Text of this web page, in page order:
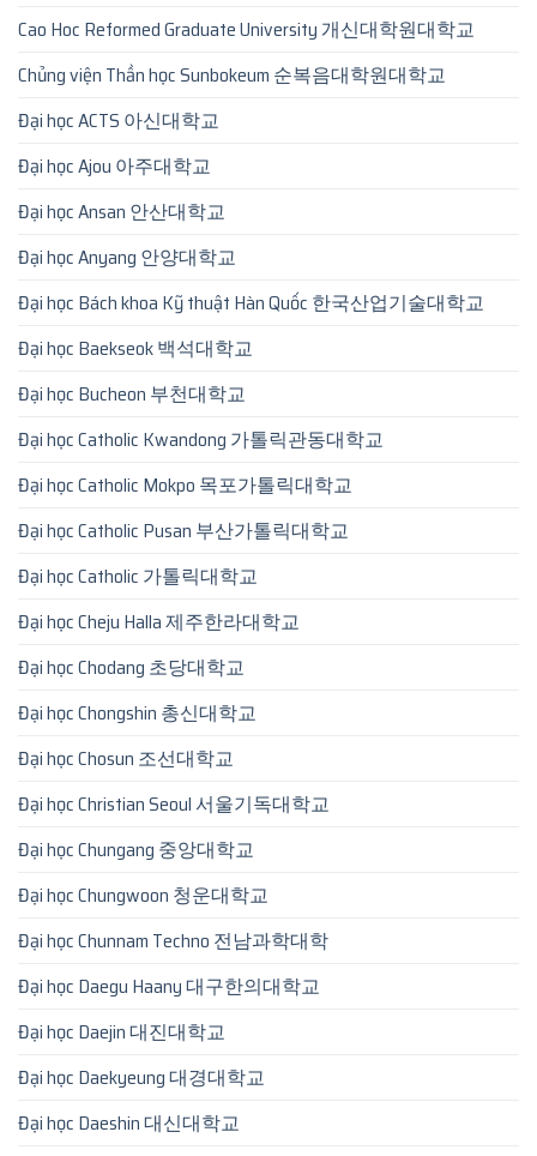
Cao Hoc Reformed Graduate University 개신대학원대학교
Chủng viện Thần học Sunbokeum 순복음대학원대학교
Đại học ACTS 아신대학교
Đại học Ajou 아주대학교
Đại học Ansan 안산대학교
Đại học Anyang 안양대학교
Đại học Bách khoa Kỹ thuật Hàn Quốc 한국산업기술대학교
Đại học Baekseok 백석대학교
Đại học Bucheon 부천대학교
Đại học Catholic Kwandong 가톨릭관동대학교
Đại học Catholic Mokpo 목포가톨릭대학교
Đại học Catholic Pusan 부산가톨릭대학교
Đại học Catholic 가톨릭대학교
Đại học Cheju Halla 제주한라대학교
Đại học Chodang 초당대학교
Đại học Chongshin 총신대학교
Đại học Chosun 조선대학교
Đại học Christian Seoul 서울기독대학교
Đại học Chungang 중앙대학교
Đại học Chungwoon 청운대학교
Đại học Chunnam Techno 전남과학대학
Đại học Daegu Haany 대구한의대학교
Đại học Daejin 대진대학교
Đại học Daekyeung 대경대학교
Đại học Daeshin 대신대학교